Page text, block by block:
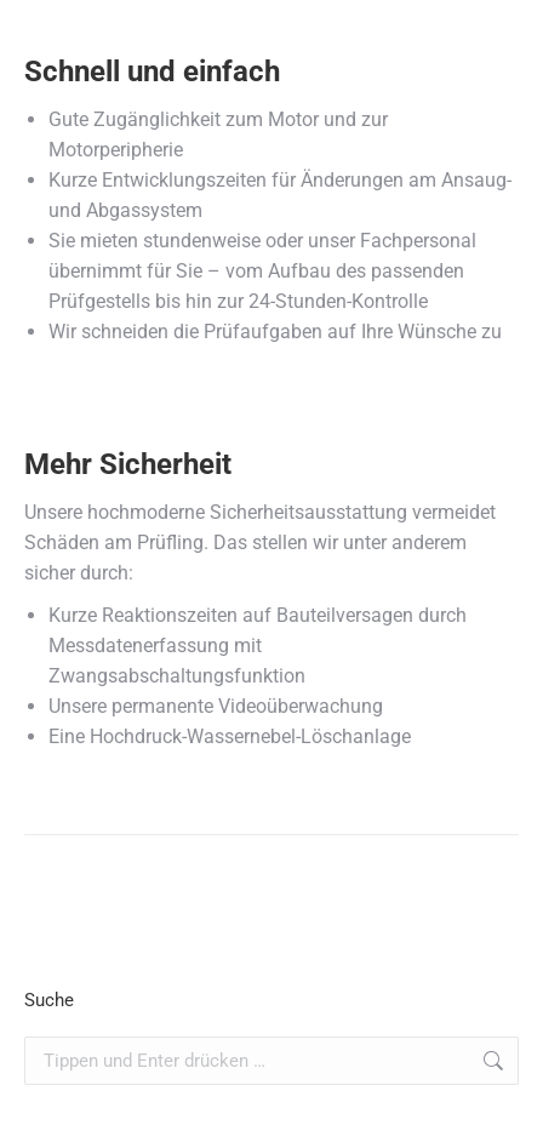
Schnell und einfach
Gute Zugänglichkeit zum Motor und zur
Motorperipherie
Kurze Entwicklungszeiten für Änderungen am Ansaug-
und Abgassystem
Sie mieten stundenweise oder unser Fachpersonal
übernimmt für Sie – vom Aufbau des passenden
Prüfgestells bis hin zur 24-Stunden-Kontrolle
Wir schneiden die Prüfaufgaben auf Ihre Wünsche zu
Mehr Sicherheit
Unsere hochmoderne Sicherheitsausstattung vermeidet
Schäden am Prüfling. Das stellen wir unter anderem
sicher durch:
Kurze Reaktionszeiten auf Bauteilversagen durch
Messdatenerfassung mit
Zwangsabschaltungsfunktion
Unsere permanente Videoüberwachung
Eine Hochdruck-Wassernebel-Löschanlage
Suche